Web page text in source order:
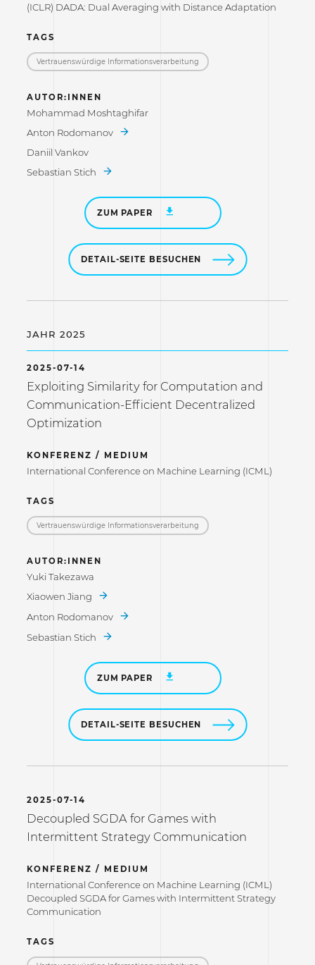
(ICLR) DADA: Dual Averaging with Distance Adaptation
TAGS
Vertrauenswürdige Informations­verarbeitung
AUTOR:INNEN
Mohammad Moshtaghifar
Anton Rodomanov
Daniil Vankov
Sebastian Stich
ZUM PAPER
DETAIL-SEITE BESUCHEN
JAHR 2025
2025-07-14
Exploiting Similarity for Computation and
Communication-Efficient Decentralized
Optimization
KONFERENZ / MEDIUM
International Conference on Machine Learning (ICML)
TAGS
Vertrauenswürdige Informations­verarbeitung
AUTOR:INNEN
Yuki Takezawa
Xiaowen Jiang
Anton Rodomanov
Sebastian Stich
ZUM PAPER
DETAIL-SEITE BESUCHEN
2025-07-14
Decoupled SGDA for Games with
Intermittent Strategy Communication
KONFERENZ / MEDIUM
International Conference on Machine Learning (ICML)
Decoupled SGDA for Games with Intermittent Strategy
Communication
TAGS